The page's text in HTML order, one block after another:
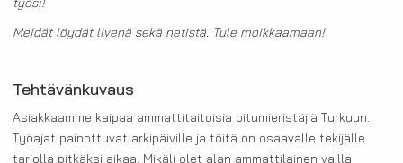
työsi!
Meidät löydät livenä sekä netistä. Tule moikkaamaan!
Tehtävänkuvaus
Asiakkaamme kaipaa ammattitaitoisia bitumieristäjiä Turkuun.
Työajat painottuvat arkipäiville ja töitä on osaavalle tekijälle
tarjolla pitkäksi aikaa. Mikäli olet alan ammattilainen vailla